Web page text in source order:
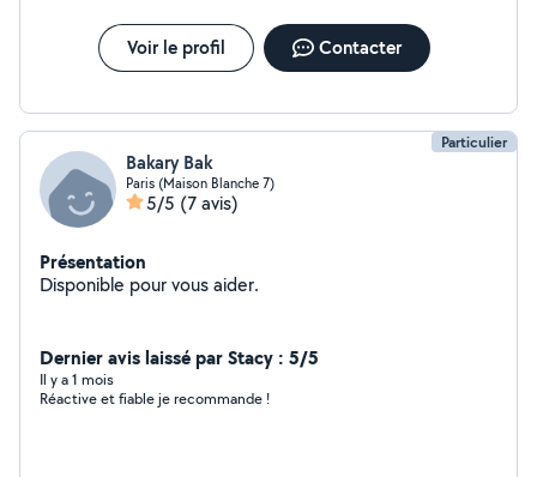
Voir le profil Contacter
Particulier
Bakary Bak
Paris (Maison Blanche 7)
5/5 (7 avis)
Présentation
Disponible pour vous aider.
Dernier avis laissé par Stacy : 5/5
Il y a 1 mois
Réactive et fiable je recommande !